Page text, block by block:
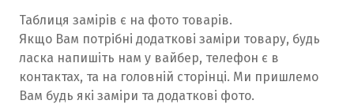
Таблиця замірів є на фото товарів.
Якщо Вам потрібні додаткові заміри товару, будь
ласка напишіть нам у вайбер, телефон є в
контактах, та на головній сторінці. Ми пришлемо
Вам будь які заміри та додаткові фото.